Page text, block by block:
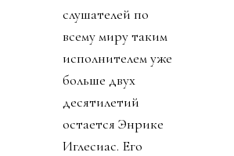
слушателей по
всему миру таким
исполнителем уже
больше двух
десятилетий
остается Энрике
Иглесиас. Его